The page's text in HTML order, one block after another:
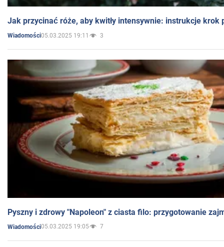
Jak przycinać róże, aby kwitły intensywnie: instrukcje krok
Wiadomości05.03.2025 19:11 3
Pyszny i zdrowy "Napoleon" z ciasta filo: przygotowanie
Wiadomości05.03.2025 19:05 7